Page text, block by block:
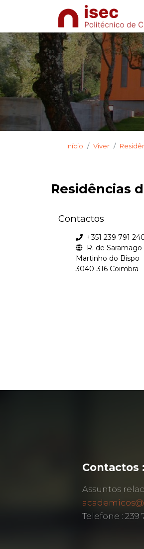
Início Viver
Residências
Contactos
+351 239 791
R. de Saramago
Martinho do Bispo
3040-316 Coimbra
Contactos :
Assuntos
Telefone : 239